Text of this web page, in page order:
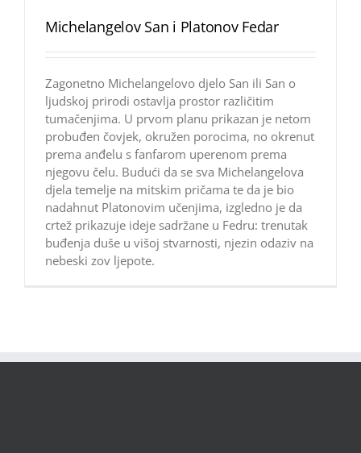
Michelangelov San i Platonov Fedar
Zagonetno Michelangelovo djelo San ili San o
ljudskoj prirodi ostavlja prostor različitim
tumačenjima. U prvom planu prikazan je netom
probuđen čovjek, okružen porocima, no okrenut
prema anđelu s fanfarom uperenom prema
njegovu čelu. Budući da se sva Michelangelova
djela temelje na mitskim pričama te da je bio
nadahnut Platonovim učenjima, izgledno je da
crtež prikazuje ideje sadržane u Fedru: trenutak
buđenja duše u višoj stvarnosti, njezin odaziv na
nebeski zov ljepote.